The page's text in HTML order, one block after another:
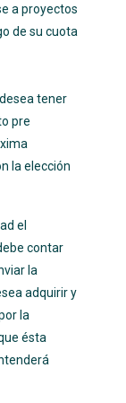
a proyectos
de su cuota
desea tener
pre
la elección
el
contar
la
adquirir y
la
ésta